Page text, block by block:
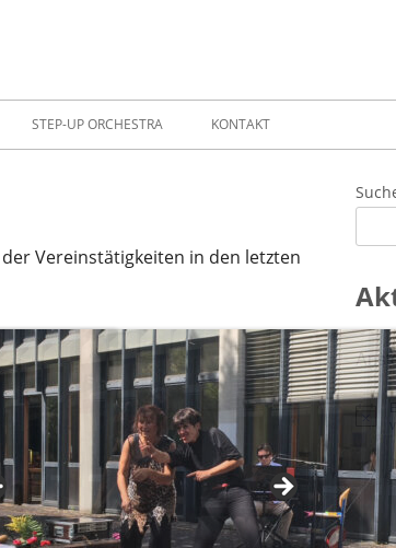
STEP-UP ORCHESTRA KONTAKT
Vereinstätigkeiten in den letzten
w
i